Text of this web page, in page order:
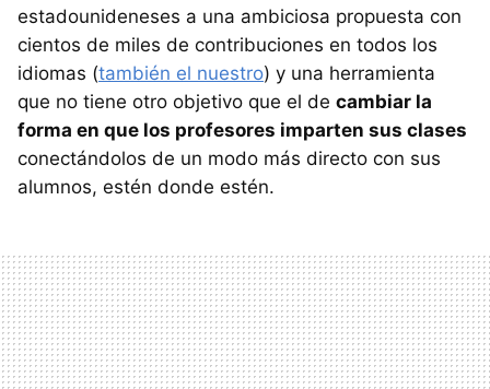
estadounideneses a una ambiciosa propuesta con
cientos de miles de contribuciones en todos los
idiomas (también el nuestro) y una herramienta
que no tiene otro objetivo que el de cambiar la
forma en que los profesores imparten sus clases
conectándolos de un modo más directo con sus
alumnos, estén donde estén.